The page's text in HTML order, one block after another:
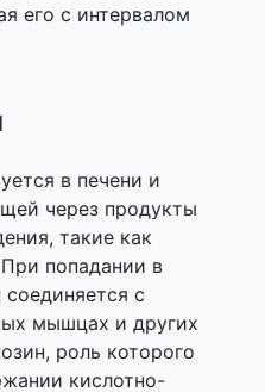
его с интервалом
в печени и
через продукты
такие как
попадании в
с
мышцах и других
роль которого
кислотно-